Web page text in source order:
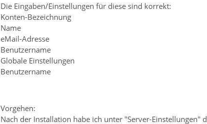
Die Eingaben/Einstellungen für diese sind korrekt:
Konten-Bezeichnung
Name
eMail-Adresse
Benutzername
Globale Einstellungen
Benutzername
Vorgehen:
Nach der Installation habe ich unter "Server-Einstellungen"